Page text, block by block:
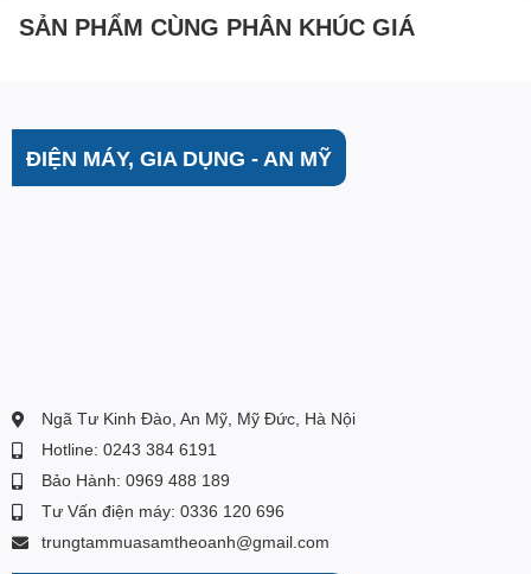
SẢN PHẨM CÙNG PHÂN KHÚC GIÁ
ĐIỆN MÁY, GIA DỤNG - AN MỸ
Ngã Tư Kinh Đào, An Mỹ, Mỹ Đức, Hà Nội
Hotline: 0243 384 6191
Bảo Hành: 0969 488 189
Tư Vấn điện máy: 0336 120 696
trungtammuasamtheoanh@gmail.com